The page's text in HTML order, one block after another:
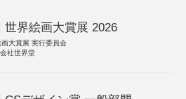
世界絵画大賞展 2026
画大賞展 実行委員会
社世界堂